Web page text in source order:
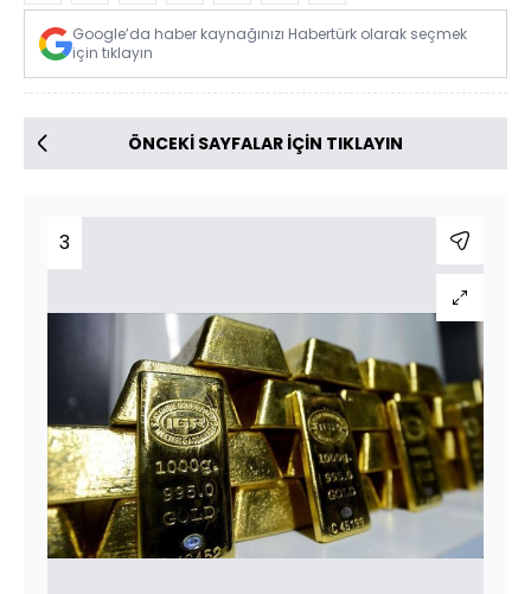
Google’da haber kaynağınızı Habertürk olarak seçmek
için tıklayın
ÖNCEKİ SAYFALAR İÇİN TIKLAYIN
3